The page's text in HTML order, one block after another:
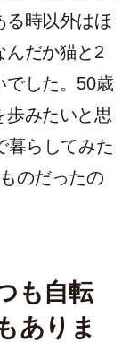
る時以外はほ
んだか猫と2
でした。50歳
歩みたいと思
暮らしてみた
のだったの
も自転
ありま